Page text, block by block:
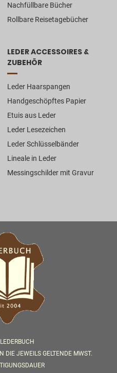
Nachfüllbare Bücher
Rollbare Reisetagebücher
LEDER ACCESSOIRES &
ZUBEHÖR
Leder Haarspangen
Handgeschöpftes Papier
Etuis aus Leder
Leder Lesezeichen
Leder Schlüsselbänder
Lineale in Leder
Messingschilder mit Gravur
LEDERBUCH
DIE JEWEILS GELTENDE MWST.